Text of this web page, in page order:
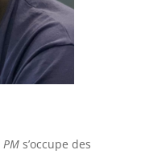
PMs’occupe des